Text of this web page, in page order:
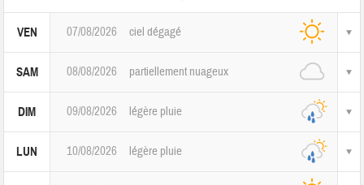
VEN 07/08/2026 ciel dégagé
SAM 08/08/2026 partiellement nuageux
DIM 09/08/2026 légère pluie
LUN 10/08/2026 légère pluie